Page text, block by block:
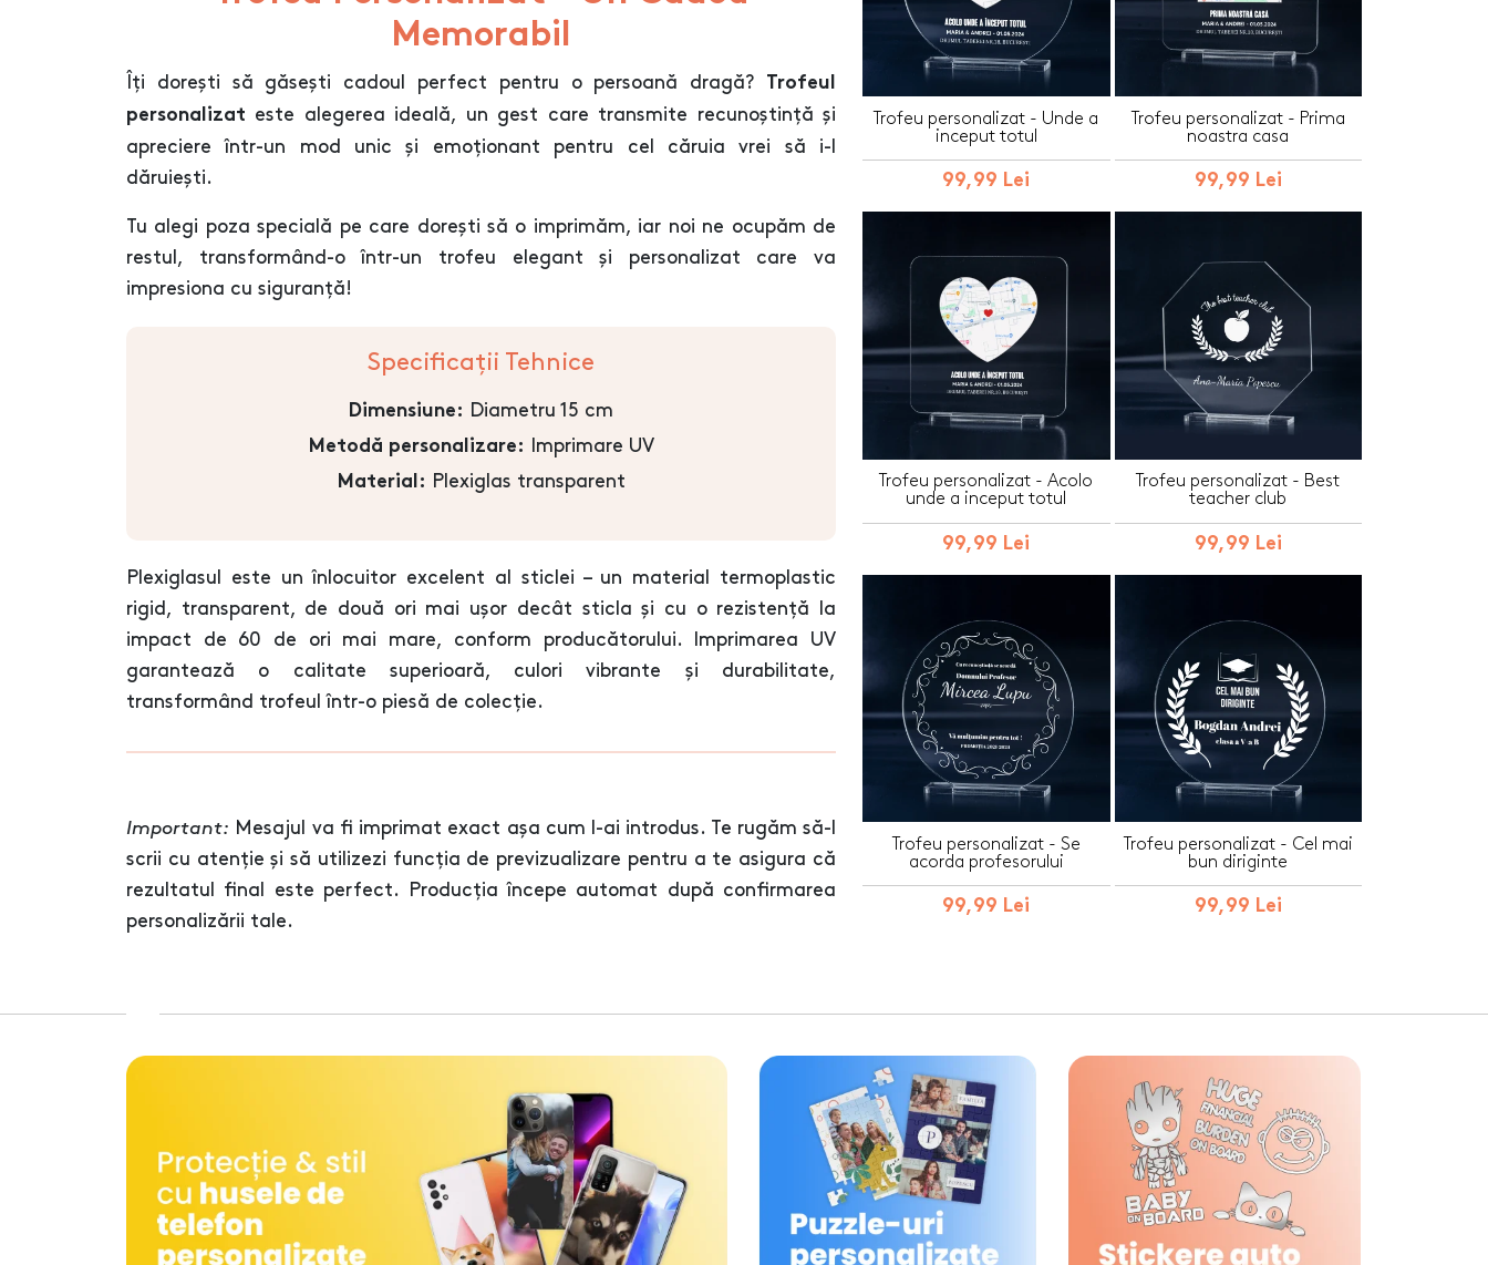
Memorabil
Îți dorești să găsești cadoul perfect pentru o persoană dragă?
Trofeul
personalizat este alegerea ideală, un gest care transmite recunoștință și
apreciere într-un mod unic și emoționant pentru cel căruia vrei să i-l
dăruiești.
Tu alegi poza specială pe care dorești să o imprimăm, iar noi ne ocupăm de
restul, transformând-o într-un trofeu elegant și personalizat care va
impresiona cu siguranță!
Specificații Tehnice
Dimensiune: Diametru 15 cm
Metodă personalizare: Imprimare UV
Material: Plexiglas transparent
Plexiglasul este un înlocuitor excelent al sticlei – un material termoplastic
rigid, transparent, de două ori mai ușor decât sticla și cu o rezistență la
impact de 60 de ori mai mare, conform producătorului. Imprimarea UV
garantează o calitate superioară, culori vibrante și durabilitate,
transformând trofeul într-o piesă de colecție.
Important: Mesajul va fi imprimat exact așa cum l-ai introdus. Te rugăm să-l
scrii cu atenție și să utilizezi funcția de previzualizare pentru a te asigura că
rezultatul final este perfect. Producția începe automat după confirmarea
personalizării tale.
Trofeu personalizat - Unde a
inceput totul
99,99 Lei
Trofeu personalizat - Prima
noastra casa
99,99 Lei
Trofeu personalizat - Acolo
unde a inceput totul
99,99 Lei
Trofeu personalizat - Best
teacher club
99,99 Lei
Trofeu personalizat - Se
acorda profesorului
99,99 Lei
Trofeu personalizat - Cel mai
bun diriginte
99,99 Lei